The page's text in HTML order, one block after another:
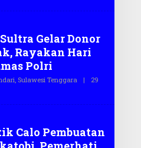
E
E
G
A
C
Gelar Donor
Rayakan Hari
Polri
, Sulawesi Tenggara |
29
Calo Pembuatan